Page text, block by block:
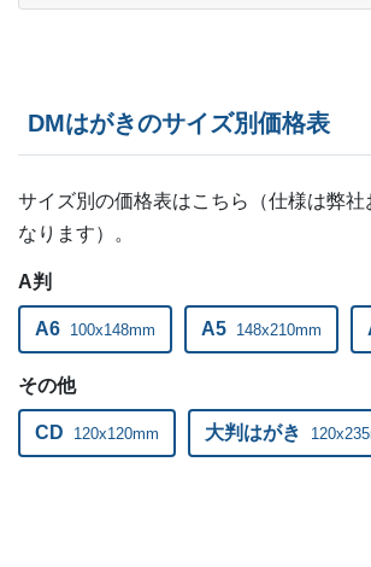
DMはがきのサイズ別価格表
サイズ別の価格表はこちら（仕様は弊社
なります）。
A判
A6 100x148mm A5 148x210mm
その他
CD 120x120mm 大判はがき